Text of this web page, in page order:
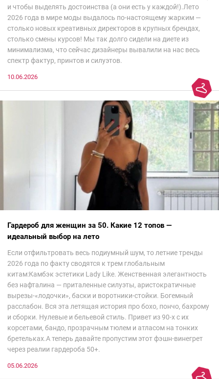
и чтобы выделять достоинства (а они есть у каждой!).Лето
2026 года в мире моды выдалось по-настоящему жарким —
столько новых креативных директоров в крупных брендах,
столько смены курсов! Мы так долго сидели на диете из
минимализма, что сейчас дизайнеры вывалили на нас весь
спектр фактур, принтов и силуэтов.
10.06.2026
Гардероб для женщин за 50. Какие 12 топов —
идеальный выбор на лето
Если отфильтровать весь подиумный шум, то летние тренды
2026 года по факту сводятся к трем глобальным
китам:Камбэк эстетики Lady Like. Женственная элегантность
без нафталина — приталенные силуэты, аристократичные
вырезы-«лодочки», баски и воротники-стойки. Богемный
расслабон. Вся эта летящая история про бохо, пончо, бахрому
и сборки. Нулевые и бельевой стиль. Привет из 90-х с их
корсетами, бандо, прозрачным тюлем и атласом на тонких
бретельках.А теперь давайте пропустим этот фэшн-винегрет
через реалии гардероба 50+.
05.06.2026